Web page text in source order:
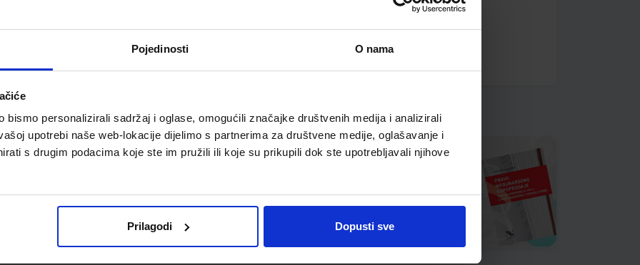
Pojedinosti O nama
bismo personalizirali sadržaj i oglase, omogućili značajke društvenih medija i analizirali
upotrebi naše web-lokacije dijelimo s partnerima za društvene medije, oglašavanje i
s drugim podacima koje ste im pružili ili koje su prikupili dok ste upotrebljavali njihove
Prilagodi Dopusti sve
u kartonskoj kutiji